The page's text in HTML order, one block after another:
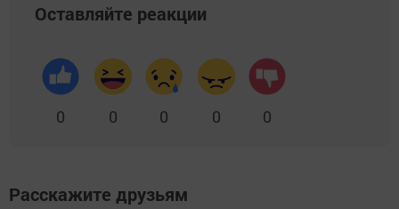
Оставляйте реакции
0 0 0 0 0
Расскажите друзьям